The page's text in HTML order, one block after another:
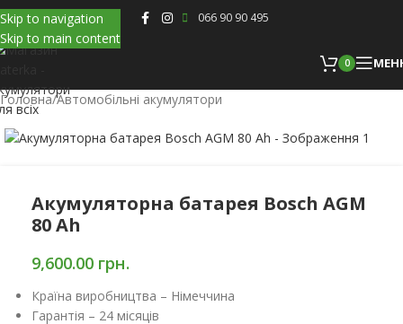
Skip to navigation
Skip to main content
066 90 90 495
0
Головна/Автомобільні акумулятори
Акумуляторна батарея Bosch AGM
80 Ah
9,600.00 грн.
Країна виробництва – Німеччина
Гарантія – 24 місяців